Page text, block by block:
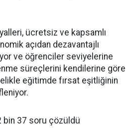
ücretsiz ve kapsamlı
açıdan dezavantajlı
ve öğrenciler seviyelerine
süreçlerini kendilerine göre
eğitimde fırsat eşitliğinin
bin 37 soru çözüldü